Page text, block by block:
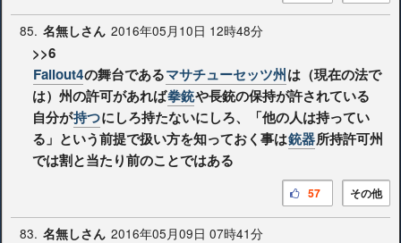
85. 名無しさん 2016年05月10日 12時48分
>>6
Fallout4の舞台であるマサチューセッツ州は（現在の法で
は）州の許可があれば拳銃や長銃の保持が許されている
自分が持つにしろ持たないにしろ、「他の人は持ってい
る」という前提で扱い方を知っておく事は銃器所持許可州
では割と当たり前のことではある
その他
57
83. 名無しさん 2016年05月09日 07時41分